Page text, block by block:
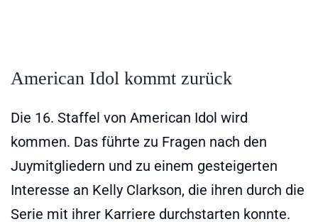
American Idol kommt zurück
Die 16. Staffel von American Idol wird
kommen. Das führte zu Fragen nach den
Juymitgliedern und zu einem gesteigerten
Interesse an Kelly Clarkson, die ihren durch die
Serie mit ihrer Karriere durchstarten konnte.